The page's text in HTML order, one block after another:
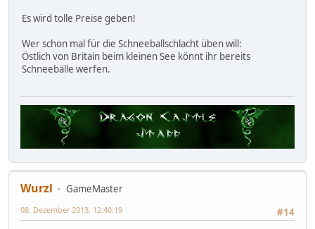
Es wird tolle Preise geben!
Wer schon mal für die Schneeballschlacht üben will:
Östlich von Britain beim kleinen See könnt ihr bereits
Schneebälle werfen.
Wurzl
GameMaster
#14
08. Dezember 2013, 12:40:19